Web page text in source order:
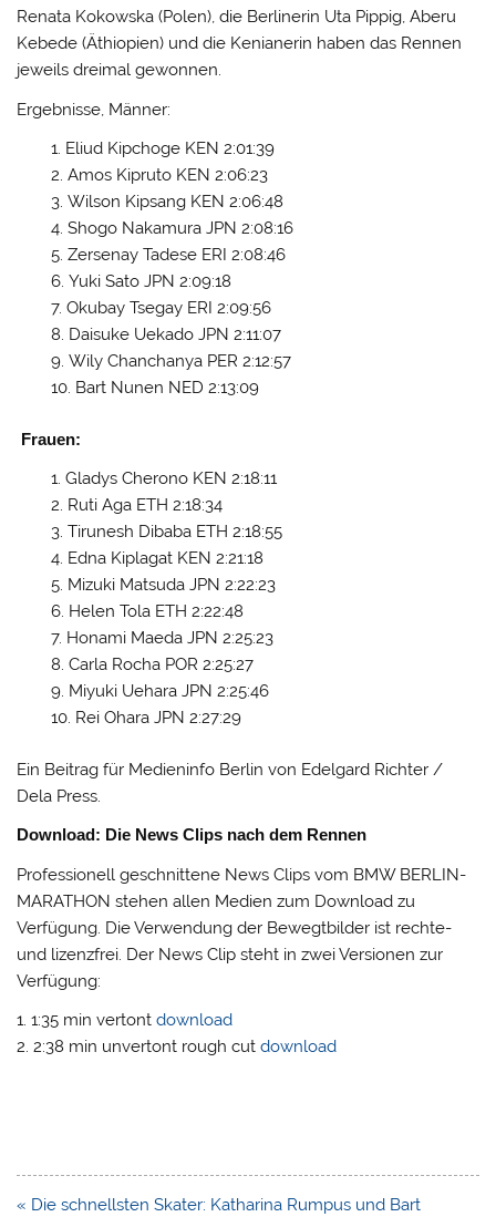
Renata Kokowska (Polen), die Berlinerin Uta Pippig, Aberu
Kebede (Äthiopien) und die Kenianerin haben das Rennen
jeweils dreimal gewonnen.
Ergebnisse, Männer:
Eliud Kipchoge KEN 2:01:39
Amos Kipruto KEN 2:06:23
Wilson Kipsang KEN 2:06:48
Shogo Nakamura JPN 2:08:16
Zersenay Tadese ERI 2:08:46
Yuki Sato JPN 2:09:18
Okubay Tsegay ERI 2:09:56
Daisuke Uekado JPN 2:11:07
Wily Chanchanya PER 2:12:57
Bart Nunen NED 2:13:09
Frauen:
Gladys Cherono KEN 2:18:11
Ruti Aga ETH 2:18:34
Tirunesh Dibaba ETH 2:18:55
Edna Kiplagat KEN 2:21:18
Mizuki Matsuda JPN 2:22:23
Helen Tola ETH 2:22:48
Honami Maeda JPN 2:25:23
Carla Rocha POR 2:25:27
Miyuki Uehara JPN 2:25:46
Rei Ohara JPN 2:27:29
Ein Beitrag für Medieninfo Berlin von Edelgard Richter /
Dela Press.
Download: Die News Clips nach dem Rennen
Professionell geschnittene News Clips vom BMW BERLIN-
MARATHON stehen allen Medien zum Download zu
Verfügung. Die Verwendung der Bewegtbilder ist rechte-
und lizenzfrei. Der News Clip steht in zwei Versionen zur
Verfügung:
1. 1:35 min vertontdownload
2. 2:38 min unvertont rough cutdownload
Beitragsnavigation
« Die schnellsten Skater: Katharina Rumpus und Bart